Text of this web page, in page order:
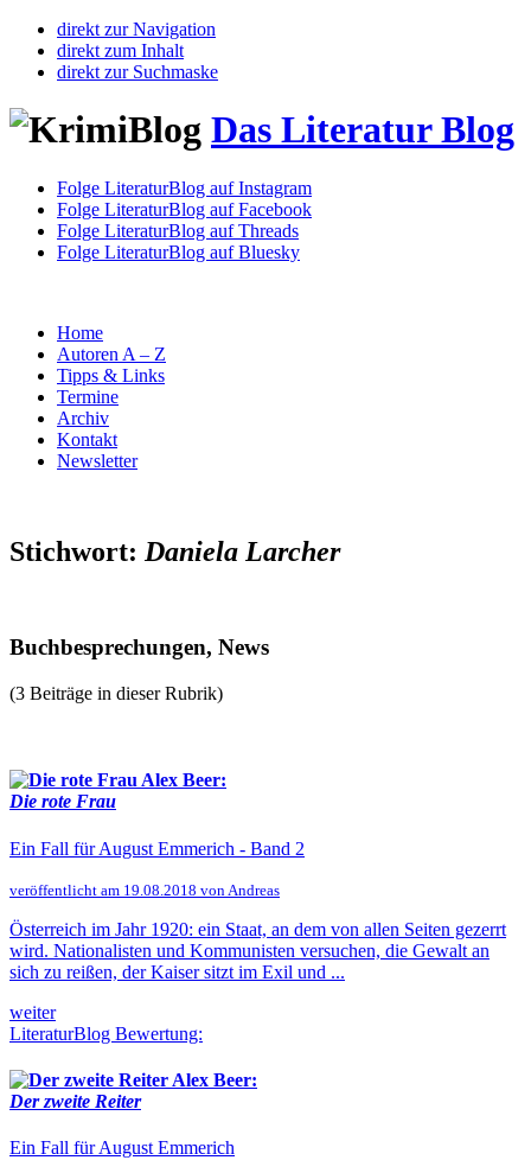
direkt zur Navigation
direkt zum Inhalt
direkt zur Suchmaske
Das Literatur Blog
Folge LiteraturBlog auf Instagram
Folge LiteraturBlog auf Facebook
Folge LiteraturBlog auf Threads
Folge LiteraturBlog auf Bluesky
Home
Autoren A – Z
Tipps & Links
Termine
Archiv
Kontakt
Newsletter
Stichwort: Daniela Larcher
Buchbesprechungen, News
(3 Beiträge in dieser Rubrik)
Alex Beer:
Die rote Frau
Ein Fall für August Emmerich - Band 2
veröffentlicht am 19.08.2018 von Andreas
Österreich im Jahr 1920: ein Staat, an dem von allen Seiten gezerrt
wird. Nationalisten und Kommunisten versuchen, die Gewalt an
sich zu reißen, der Kaiser sitzt im Exil und ...
weiter
LiteraturBlog Bewertung:
Alex Beer:
Der zweite Reiter
Ein Fall für August Emmerich